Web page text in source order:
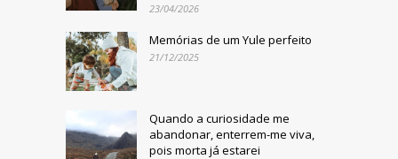
23/04/2026
Memórias de um Yule perfeito
21/12/2025
Quando a curiosidade me
abandonar, enterrem-me viva,
pois morta já estarei